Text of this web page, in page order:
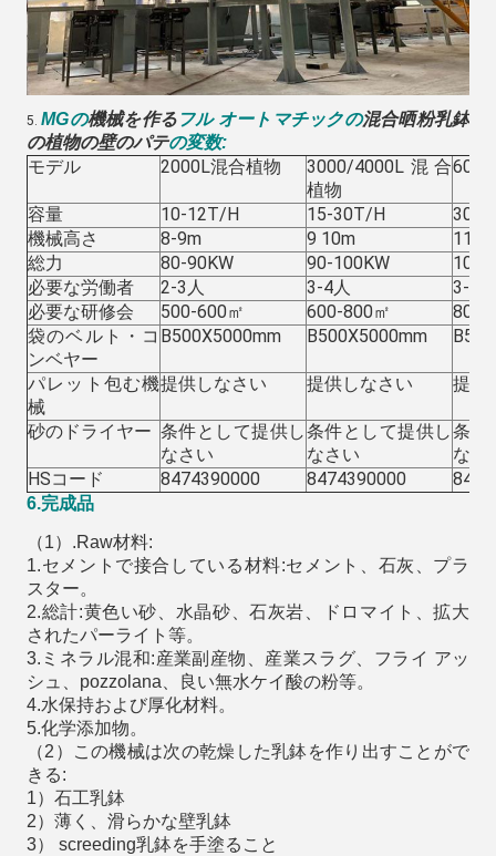
5.MGの機械を作る フル オートマチックの混合晒粉乳鉢
の植物の壁のパテの変数:
モデル 2000L混合植物
3000/4000L混合
植物
容量 10-12T/H 15-30T/H
30-
機械高さ
8-9m 9 10m
11-
総力
80-90KW 90-100KW
100-
必要な労働者
2-3人 3-4 人
3-4人
必要な研修会
500-600㎡ 600-800㎡
800-
袋のベルト・コ
ンベヤー
B500X5000mm B500X5000mm
パレット包む機
械
提供しなさい 提供しなさい 提供
砂のドライヤー 条件として提供し
なさい
条件として提供し
なさい
条件
なさ
HSコード
8474390000 8474390000
6.完成品
（1）.Raw材料:
1.セメントで接合している材料:セメント、石灰、プラ
スター。
2.総計:黄色い砂、水晶砂、石灰岩、ドロマイト、拡大
されたパーライト等。
3.ミネラル混和:産業副産物、産業スラグ、フライ アッ
シュ、pozzolana、良い無水ケイ酸の粉等。
4.水保持および厚化材料。
5.化学添加物。
（2）この機械は次の乾燥した乳鉢を作り出すことがで
きる:
1）石工乳鉢
2）薄く、滑らかな壁乳鉢
3） screeding乳鉢を手塗ること